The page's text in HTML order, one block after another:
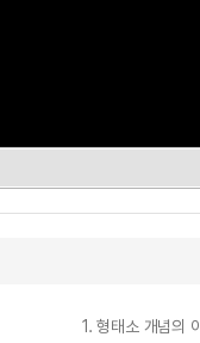
1. 형태소 개념의